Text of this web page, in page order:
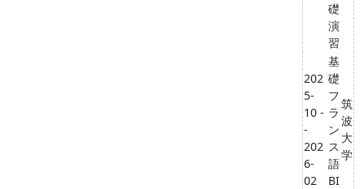
礎
演
習
202
5-
10 -
-
202
6-
02
基
礎
フ
ラ
ン
ス
語
BI
筑
波
大
学